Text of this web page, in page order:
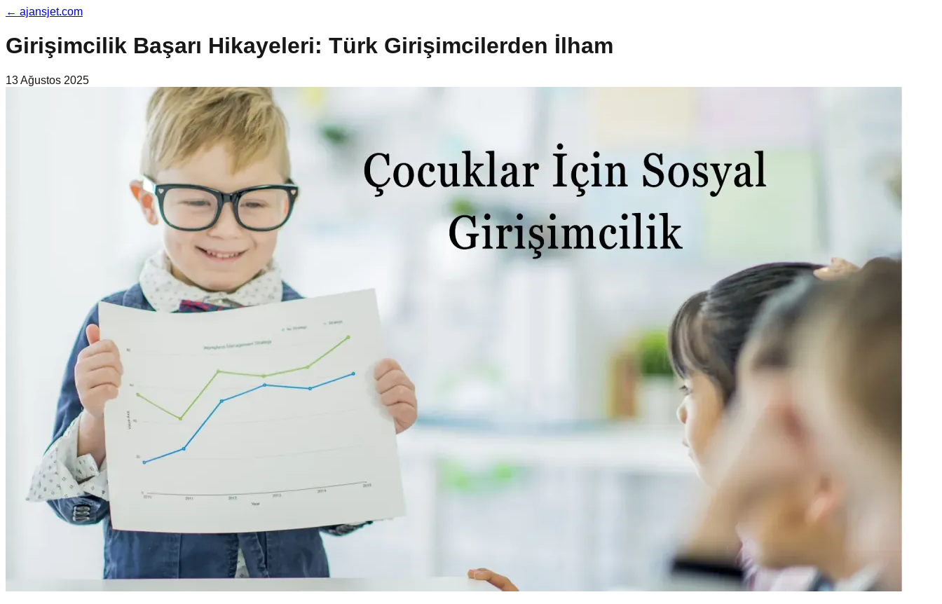
← ajansjet.com
Girişimcilik Başarı Hikayeleri: Türk Girişimcilerden İlham
13 Ağustos 2025